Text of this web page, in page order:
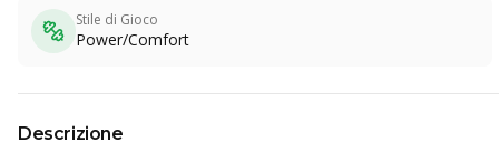
Stile di Gioco
Power/Comfort
Descrizione